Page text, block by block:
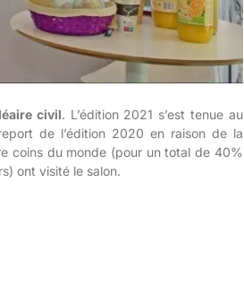
civil. L’édition 2021 s’est tenue au
de l’édition 2020 en raison de la
coins du monde (pour un total de 40%
ont visité le salon.